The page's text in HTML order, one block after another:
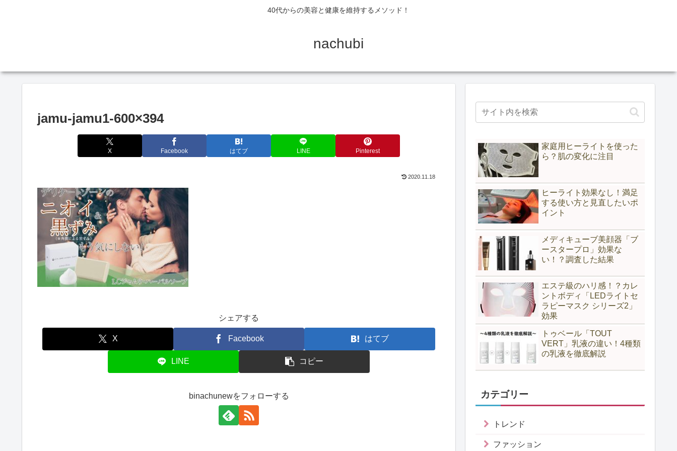
40代からの美容と健康を維持するメソッド！
nachubi
jamu-jamu1-600×394
X Facebook はてブ LINE Pinterest
2020.11.18
シェアする
X Facebook はてブ
LINE コピー
binachunewをフォローする
家庭用ヒーライトを使った
ら？肌の変化に注目
ヒーライト効果なし！満足
する使い方と見直したいポ
イント
メディキューブ美顔器「ブ
ースタープロ」効果な
い！？調査した結果
エステ級のハリ感！？カレ
ントボディ「LEDライトセ
ラピーマスク シリーズ2」
効果
トゥベール「TOUT
VERT」乳液の違い！4種類
の乳液を徹底解説
カテゴリー
トレンド
ファッション